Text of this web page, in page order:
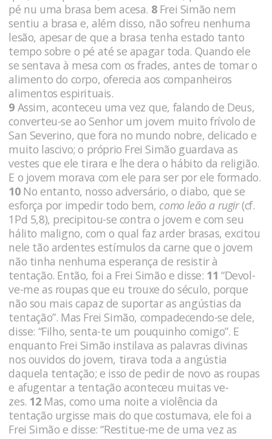
pé nu uma brasa bem acesa. 8 Frei Simão nem
sentiu a brasa e, além disso, não sofreu nenhuma
lesão, apesar de que a brasa tenha estado tanto
tempo sobre o pé até se apagar toda. Quando ele
se sen­tava à mesa com os frades, antes de tomar o
alimento do corpo, oferecia aos companheiros
alimentos espirituais.
9 Assim, aconteceu uma vez que, falando de Deus,
converteu-se ao Senhor um jovem muito frívolo de
San Severino, que fora no mundo nobre, delicado e
muito lascivo; o próprio Frei Simão guardava as
vestes que ele tirara e lhe dera o hábito da religião.
E o jovem morava com ele para ser por ele formado.
10No entanto, nosso adversário, o diabo, que se
esforça por impedir todo bem, como leão a rugir(cf.
1Pd 5,8), precipitou-se contra o jovem e com seu
hálito ma­ligno, com o qual faz arder brasas, excitou
nele tão ardentes estímu­los da carne que o jovem
não tinha nenhuma esperança de resistir à
tentação. Então, foi a Frei Simão e disse: 11 “Devol­
ve-me as roupas que eu trouxe do século, porque
não sou mais capaz de suportar as angústias da
tentação”. Mas Frei Simão, compade­cendo-se dele,
disse: “Filho, senta-te um pouquinho comigo”. E
enquanto Frei Simão instilava as palavras divinas
nos ouvidos do jovem, tirava toda a angústia
daquela tentação; e isso de pe­dir de novo as roupas
e afugentar a tentação aconteceu muitas ve­
zes. 12Mas, como uma noite a violência da
tentação urgisse mais do que costumava, ele foi a
Frei Simão e disse: “Restitue-me de uma vez as